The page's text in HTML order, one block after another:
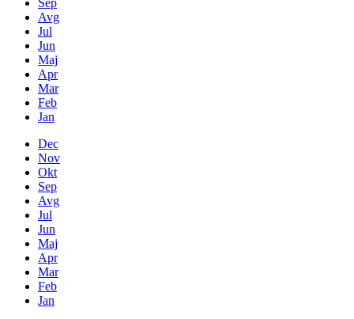
Avg
Jul
Jun
Maj
Apr
Mar
Feb
Jan
Dec
Nov
Okt
Sep
Avg
Jul
Jun
Maj
Apr
Mar
Feb
Jan